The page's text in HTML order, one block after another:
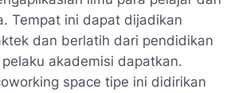
Tempat ini dapat dijadikan
dan berlatih dari pendidikan
akademisi dapatkan.
space tipe ini didirikan